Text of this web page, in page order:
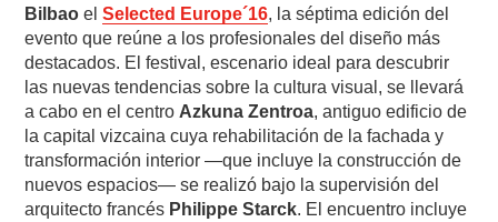
Bilbao elSelected Europe´16, la séptima edición del
evento que reúne a los profesionales del diseño más
destacados. El festival, escenario ideal para descubrir
las nuevas tendencias sobre la cultura visual, se llevará
a cabo en el centro Azkuna Zentroa, antiguo edificio de
la capital vizcaina cuya rehabilitación de la fachada y
transformación interior —que incluye la construcción de
nuevos espacios— se realizó bajo la supervisión del
arquitecto francés Philippe Starck. El encuentro incluye